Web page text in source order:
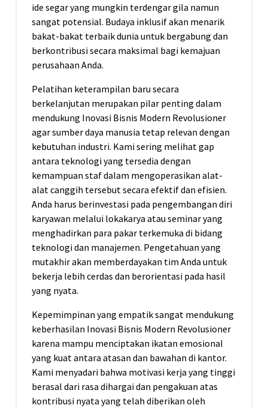
ide segar yang mungkin terdengar gila namun
sangat potensial. Budaya inklusif akan menarik
bakat-bakat terbaik dunia untuk bergabung dan
berkontribusi secara maksimal bagi kemajuan
perusahaan Anda.
Pelatihan keterampilan baru secara
berkelanjutan merupakan pilar penting dalam
mendukung Inovasi Bisnis Modern Revolusioner
agar sumber daya manusia tetap relevan dengan
kebutuhan industri. Kami sering melihat gap
antara teknologi yang tersedia dengan
kemampuan staf dalam mengoperasikan alat-
alat canggih tersebut secara efektif dan efisien.
Anda harus berinvestasi pada pengembangan diri
karyawan melalui lokakarya atau seminar yang
menghadirkan para pakar terkemuka di bidang
teknologi dan manajemen. Pengetahuan yang
mutakhir akan memberdayakan tim Anda untuk
bekerja lebih cerdas dan berorientasi pada hasil
yang nyata.
Kepemimpinan yang empatik sangat mendukung
keberhasilan Inovasi Bisnis Modern Revolusioner
karena mampu menciptakan ikatan emosional
yang kuat antara atasan dan bawahan di kantor.
Kami menyadari bahwa motivasi kerja yang tinggi
berasal dari rasa dihargai dan pengakuan atas
kontribusi nyata yang telah diberikan oleh